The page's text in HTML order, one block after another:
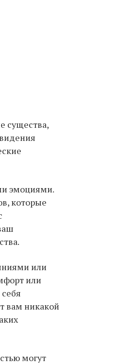
существа,
эмоциями.
которые
или
или
вам никакой
могут